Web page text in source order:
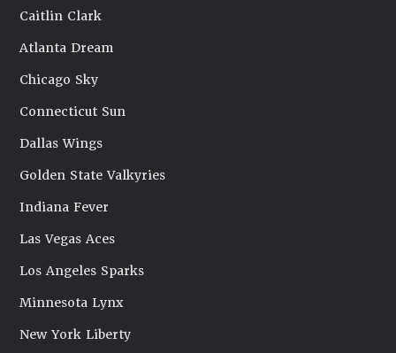
Caitlin Clark
Atlanta Dream
Chicago Sky
Connecticut Sun
Dallas Wings
Golden State Valkyries
Indiana Fever
Las Vegas Aces
Los Angeles Sparks
Minnesota Lynx
New York Liberty